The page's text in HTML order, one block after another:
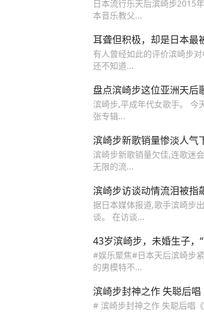
日本流行乐天后滨崎步2015
本音乐教父...
耳聋但积极，却是日本最
有人曾经如此的评价滨崎步
还不知道...
盘点滨崎步这位亚洲天后
滨崎步,平成年代女歌手。
张专辑...
滨崎步新歌销量惨淡人气
滨崎步新歌销量欠佳,连歌迷
无限的流...
滨崎步访谈动情流泪被指
据日本媒体报道,歌手滨崎步
谈。 在访谈...
43岁滨崎步，未婚生子，
#娱乐聚焦#日本天后滨崎步
的男模特不...
滨崎步封神之作 失聪后
# 滨崎步封神之作 失聪后唱